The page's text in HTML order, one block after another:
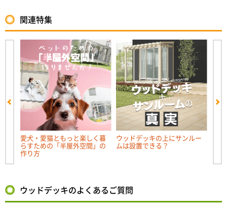
関連特集
愛犬・愛猫ともっと楽しく暮
らすための「半屋外空間」の
作り方
ウッドデッキの上にサンルー
ムは設置できる？
ウッドデッキのよくあるご質問